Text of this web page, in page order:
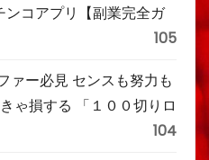
ンコアプリ【副業完全ガ
105
ァー必見 センスも努力も
ゃ損する 「１００切りロ
104